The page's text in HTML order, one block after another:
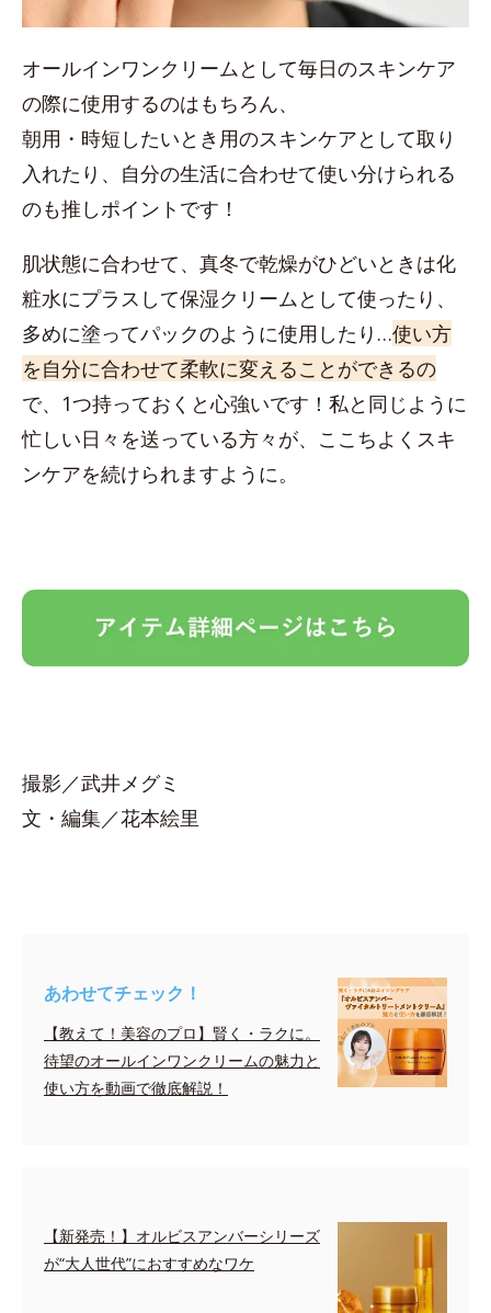
オールインワンクリームとして毎日のスキンケア
の際に使用するのはもちろん、
朝用・時短したいとき用のスキンケアとして取り
入れたり、自分の生活に合わせて使い分けられる
のも推しポイントです！
肌状態に合わせて、真冬で乾燥がひどいときは化
粧水にプラスして保湿クリームとして使ったり、
多めに塗ってパックのように使用したり…使い方
を自分に合わせて柔軟に変えることができるの
で、1つ持っておくと心強いです！私と同じように
忙しい日々を送っている方々が、ここちよくスキ
ンケアを続けられますように。
撮影／武井メグミ
文・編集／花本絵里
あわせてチェック！
【教えて！美容のプロ】賢く・ラクに。
待望のオールインワンクリームの魅力と
使い方を動画で徹底解説！
【新発売！】オルビスアンバーシリーズ
が“大人世代”におすすめなワケ